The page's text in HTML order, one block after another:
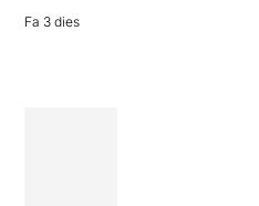
Fa 3 dies